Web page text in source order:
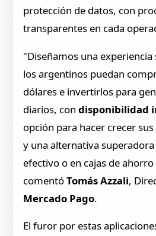
protección de datos, con
transparentes en cada
"Diseñamos una
los argentinos puedan
dólares e invertirlos para
diarios, condisponibilidad
opción para hacer crecer
y una alternativa
efectivo o en cajas de
comentóTomás Azzali,
Mercado Pago.
El furor por estas